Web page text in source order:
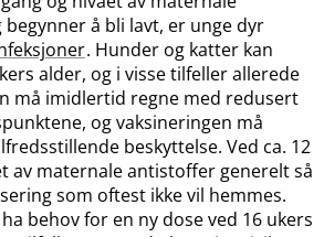
å bli lavt, er unge dyr
. Hunder og katter kan
alder, og i visse tilfeller allerede
må imidlertid regne med redusert
og vaksineringen må
beskyttelse. Ved ca. 12
av maternale antistoffer generelt så
som oftest ikke vil hemmes.
behov for en ny dose ved 16 ukers